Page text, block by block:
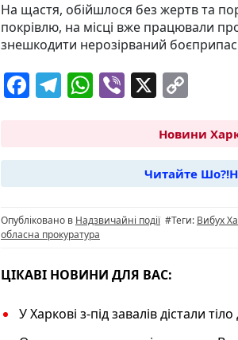
На щастя, обійшлося без жертв та
покрівлю, на місці вже працювали
знешкодити нерозірваний боєприпас
F
e
b
o
o
k
T
g
ra
m
W
s
A
p
p
Vi X
p
y
Li
n
Новини
Читайте
Опубліковано в Надзвичайні події #Теги: Вибух
обласна прокуратура
ЦІКАВІ НОВИНИ ДЛЯ ВАС:
У Харкові з-під завалів дістали